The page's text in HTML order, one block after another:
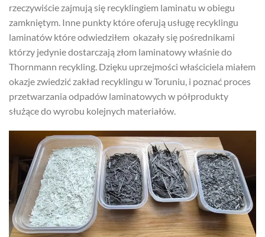
rzeczywiście zajmują się recyklingiem laminatu w obiegu
zamkniętym. Inne punkty które oferują usługę recyklingu
laminatów które odwiedziłem okazały się pośrednikami
którzy jedynie dostarczają złom laminatowy właśnie do
Thornmann recykling. Dzięku uprzejmości właściciela miałem
okazje zwiedzić zakład recyklingu w Toruniu, i poznać proces
przetwarzania odpadów laminatowych w półprodukty
służące do wyrobu kolejnych materiałów.